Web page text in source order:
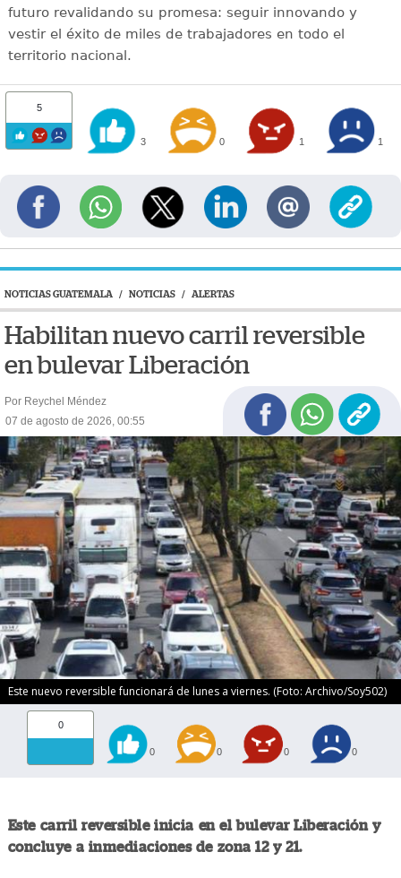
futuro revalidando su promesa: seguir innovando y
vestir el éxito de miles de trabajadores en todo el
territorio nacional.
5
3 0 1 1
NOTICIAS GUATEMALA / NOTICIAS / ALERTAS
Habilitan nuevo carril reversible
en bulevar Liberación
Por Reychel Méndez
07 de agosto de 2026, 00:55
Este nuevo reversible funcionará de lunes a viernes. (Foto: Archivo/Soy502)
0
0 0 0 0
Este carril reversible inicia en el bulevar Liberación y
concluye a inmediaciones de zona 12 y 21.